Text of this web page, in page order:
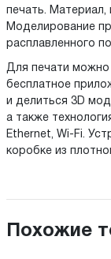
печать. Материал,
Моделирование
расплавленного
Для печати
бесплатное
и делиться 3D
а также
Ethernet, Wi-Fi.
коробке из
Похожие